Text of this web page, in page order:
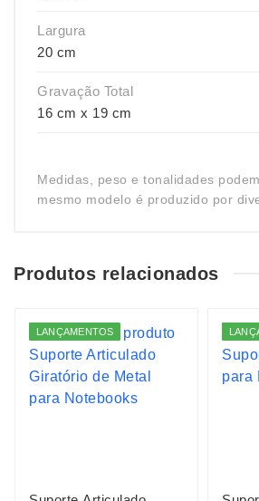
Largura
20 cm
Gravação Total
16 cm x 19 cm
Medidas, peso e tonalidades
mesmo modelo é produzido por
Produtos relacionados
LANÇAMENTOS